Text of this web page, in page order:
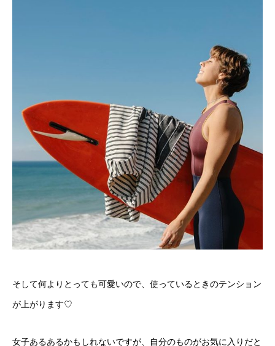
そして何よりとっても可愛いので、使っているときのテンション
が上がります♡
女子あるあるかもしれないですが、自分のものがお気に入りだと